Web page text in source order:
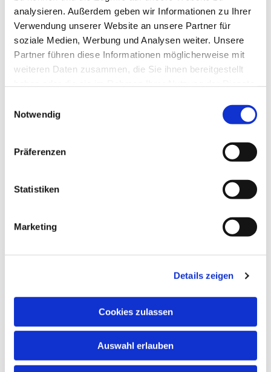
analysieren. Außerdem geben wir Informationen zu Ihrer
Verwendung unserer Website an unsere Partner für
soziale Medien, Werbung und Analysen weiter. Unsere
Partner führen diese Informationen möglicherweise mit
weiteren Daten zusammen, die Sie ihnen bereitgestellt
Notwendig
Präferenzen
Statistiken
Marketing
Details zeigen
Cookies zulassen
Auswahl erlauben
Dolor purus non enim praesent elementum facilisis.